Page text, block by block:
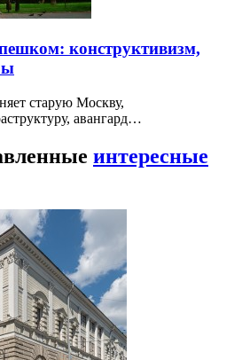
конструктивизм,
старую Москву,
авангард…
интересные